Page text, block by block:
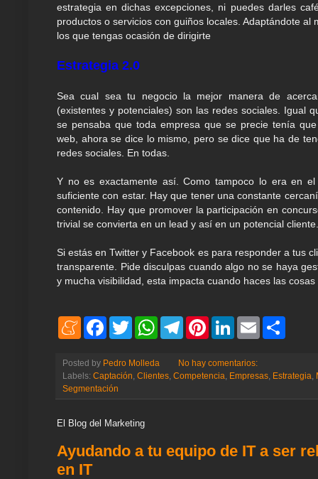
estrategia en dichas excepciones, ni puedes darles
productos o servicios con guiños locales. Adaptándote
los que tengas ocasión de dirigirte
Estrategia 2.0
Sea cual sea tu negocio la mejor manera de
(existentes y potenciales) son las redes sociales. Igual
se pensaba que toda empresa que se precie tenía
web, ahora se dice lo mismo, pero se dice que ha de
redes sociales. En todas.
Y no es exactamente así. Como tampoco lo era en
suficiente con estar. Hay que tener una constante
contenido. Hay que promover la participación en
trivial se convierta en un lead y así en un potencial cliente.
Si estás en Twitter y Facebook es para responder a tus
transparente. Pide disculpas cuando algo no se haya
y mucha visibilidad, esta impacta cuando haces las
M
a
m
e
F
b
o
o
k
T
w
t
e
W
s
A
p
T
g
r
m
P
e
r
s
L
e
d
n
E
Posted by Pedro Molleda
No hay comentarios:
Labels: Captación Clientes Competencia Empresas Estrategia
Segmentación
El Blog del Marketing
Ayudando a tu equipo de IT a ser
en IT